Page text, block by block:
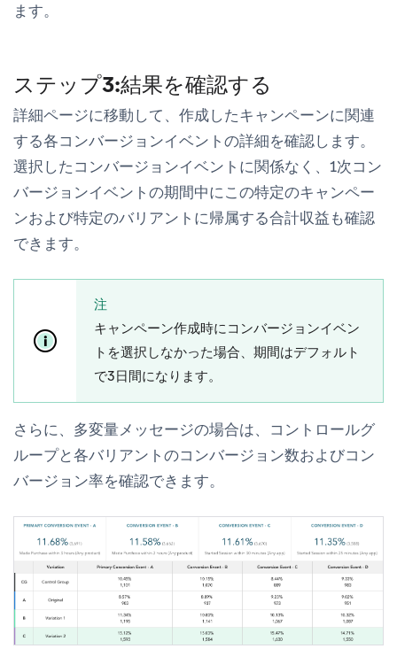
ます。
ステップ3:結果を確認する
詳細ページに移動して、作成したキャンペーンに関連
する各コンバージョンイベントの詳細を確認します。
選択したコンバージョンイベントに関係なく、1次コン
バージョンイベントの期間中にこの特定のキャンペー
ンおよび特定のバリアントに帰属する合計収益も確認
できます。
注
キャンペーン作成時にコンバージョンイベン
トを選択しなかった場合、期間はデフォルト
で3日間になります。
さらに、多変量メッセージの場合は、コントロールグ
ループと各バリアントのコンバージョン数およびコン
バージョン率を確認できます。